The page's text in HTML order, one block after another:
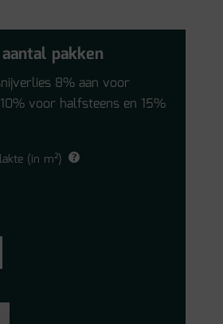
pakken
8% aan voor
voor halfsteens en 15%
(in m²)